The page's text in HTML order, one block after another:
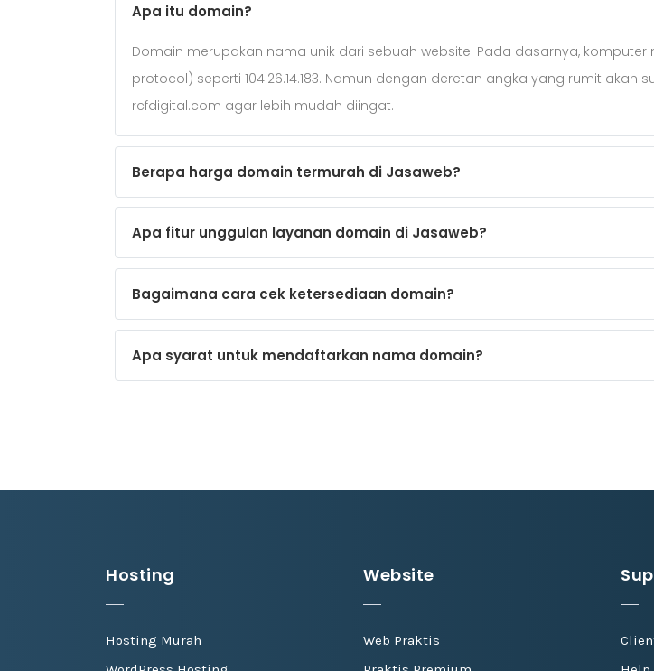
Apa itu domain?
Domain merupakan nama unik dari sebuah website. Pada dasarnya,
protocol) seperti 104.26.14.183. Namun dengan deretan angka yang rumit
rcfdigital.com agar lebih mudah diingat.
Berapa harga domain termurah di Jasaweb?
Apa fitur unggulan layanan domain di Jasaweb?
Bagaimana cara cek ketersediaan domain?
Apa syarat untuk mendaftarkan nama domain?
Hosting
Hosting Murah
Website
Web Praktis